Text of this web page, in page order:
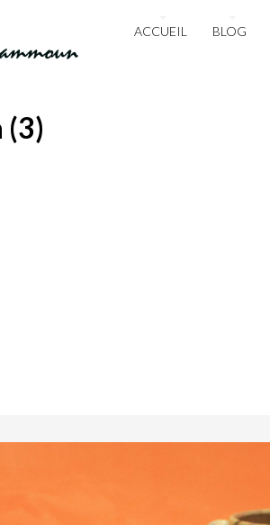
ACCUEIL BLOG
(3)